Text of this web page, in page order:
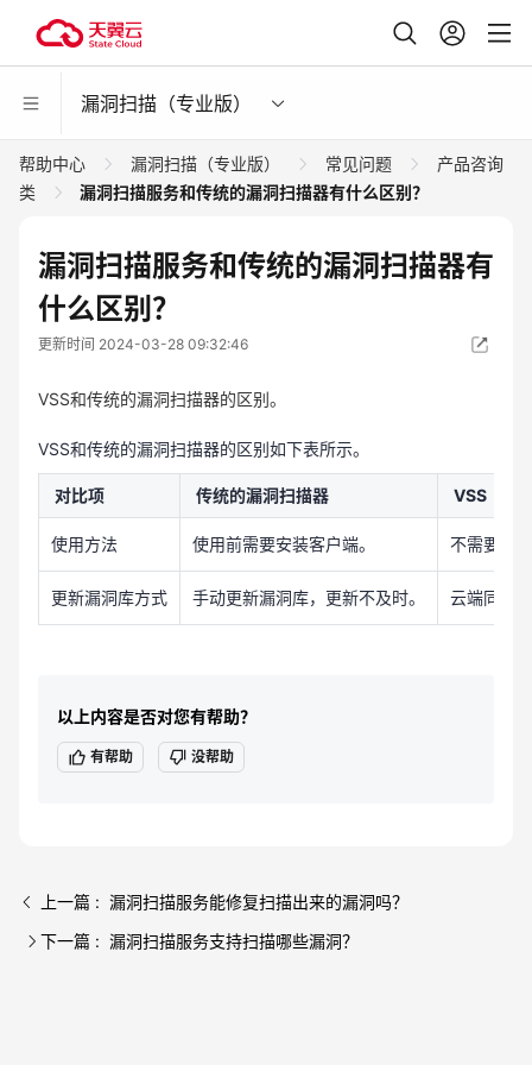
漏洞扫描（专业版）
帮助中心 漏洞扫描（专业版） 常见问题
产品咨询
类
漏洞扫描服务和传统的漏洞扫描器有什么区别？
漏洞扫描服务和传统的漏洞扫描器有
什么区别？
更新时间 2024-03-28 09:32:46
VSS和传统的漏洞扫描器的区别。
VSS和传统的漏洞扫描器的区别如下表所示。
对比项 传统的漏洞扫描器 VSS
使用方法 使用前需要安装客户端。 不需要安
更新漏洞库方式 手动更新漏洞库，更新不及时。 云端同步
以上内容是否对您有帮助？
有帮助 没帮助
上一篇 : 漏洞扫描服务能修复扫描出来的漏洞吗？
下一篇 : 漏洞扫描服务支持扫描哪些漏洞？